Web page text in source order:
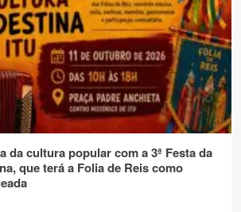
da cultura popular com a 3ª Festa da
que terá a Folia de Reis como